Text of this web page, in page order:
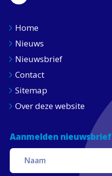
Home
Nieuws
Nieuwsbrief
Contact
Sitemap
Over deze website
Aanmelden nieuwsbrief